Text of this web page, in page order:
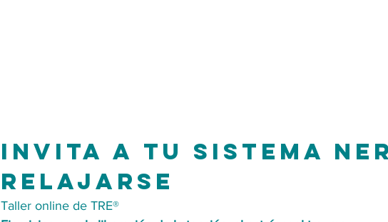
Invita a tu sistema
relajarse
Taller online de TRE®